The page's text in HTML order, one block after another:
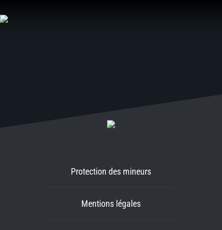
au
Protection des mineurs
Mentions légales